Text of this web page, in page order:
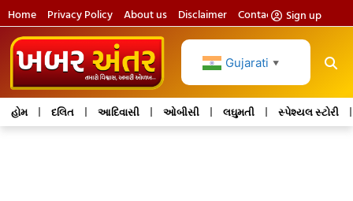
Home Privacy Policy About us Disclaimer Contact usSign up
Gujarati ▼
હોમ દલિત આદિવાસી ઓબીસી લઘુમતી સ્પેશ્યલ સ્ટોરી